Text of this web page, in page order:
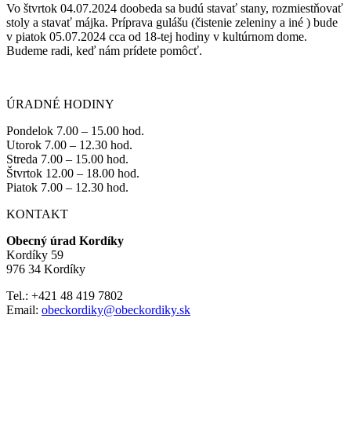
Vo štvrtok 04.07.2024 doobeda sa budú stavať stany, rozmiestňovať
stoly a stavať májka. Príprava gulášu (čistenie zeleniny a iné ) bude
v piatok 05.07.2024 cca od 18-tej hodiny v kultúrnom dome.
Budeme radi, keď nám prídete pomôcť.
ÚRADNÉ HODINY
Pondelok 7.00 – 15.00 hod.
Utorok 7.00 – 12.30 hod.
Streda 7.00 – 15.00 hod.
Štvrtok 12.00 – 18.00 hod.
Piatok 7.00 – 12.30 hod.
KONTAKT
Obecný úrad Kordíky
Kordíky 59
976 34 Kordíky
Tel.: +421 48 419 7802
Email: obeckordiky@obeckordiky.sk